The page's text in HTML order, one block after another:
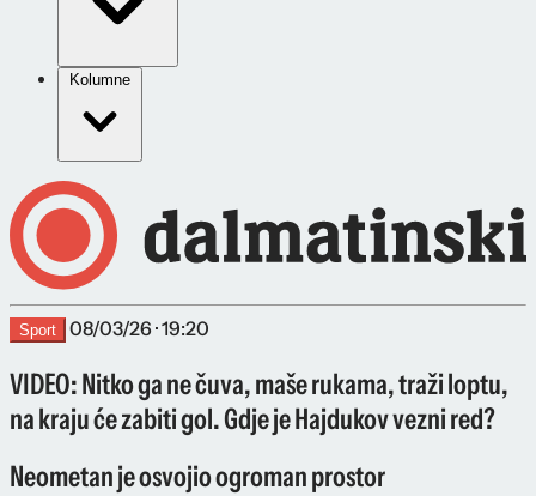
Kolumne
Sport 08/03/26 · 19:20
VIDEO: Nitko ga ne čuva, maše rukama, traži loptu,
na kraju će zabiti gol. Gdje je Hajdukov vezni red?
Neometan je osvojio ogroman prostor